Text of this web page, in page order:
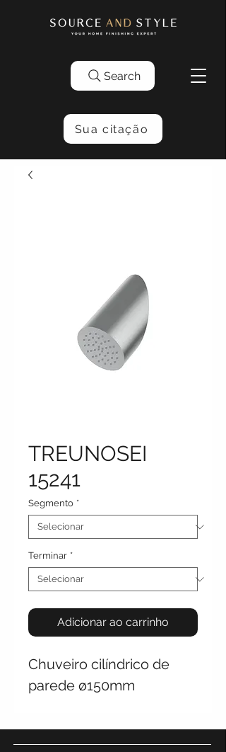
Search
Sua citação
TREUNOSEI
15241
Segmento *
Terminar *
Adicionar ao carrinho
Chuveiro cilíndrico de
parede ø150mm